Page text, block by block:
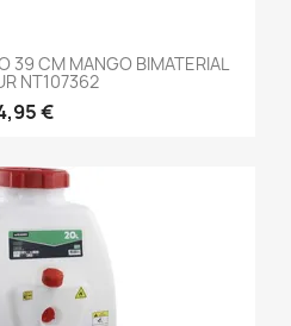
39 CM MANGO BIMATERIAL
NT107362
€